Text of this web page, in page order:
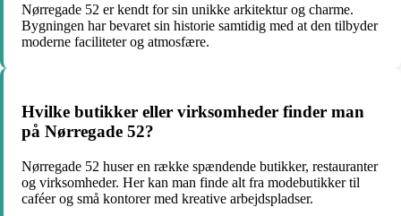
Nørregade 52 er kendt for sin unikke arkitektur og charme.
Bygningen har bevaret sin historie samtidig med at den tilbyder
moderne faciliteter og atmosfære.
Hvilke butikker eller virksomheder finder man
på Nørregade 52?
Nørregade 52 huser en række spændende butikker, restauranter
og virksomheder. Her kan man finde alt fra modebutikker til
caféer og små kontorer med kreative arbejdspladser.